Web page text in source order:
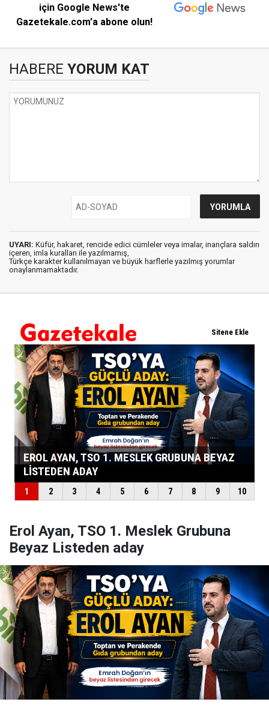
için Google News'te
Gazetekale.com'a abone olun!
HABERE YORUM KAT
UYARI: Küfür, hakaret, rencide edici cümleler veya imalar, inançlara saldırı
içeren, imla kuralları ile yazılmamış,
Türkçe karakter kullanılmayan ve büyük harflerle yazılmış yorumlar
onaylanmamaktadır.
Erol Ayan, TSO 1. Meslek Grubuna
Beyaz Listeden aday